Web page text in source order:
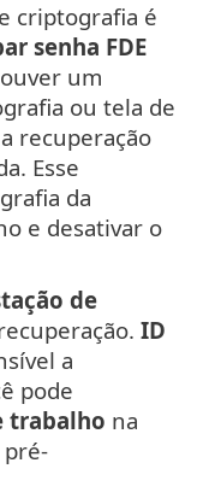
criptografia é
senha FDE
um
ou tela de
recuperação
Esse
da
e desativar o
de
ID
a
pode
trabalho na